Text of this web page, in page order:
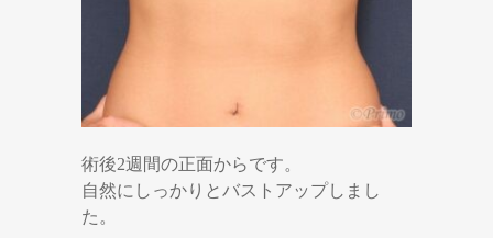
術後2週間の正面からです。
自然にしっかりとバストアップしまし
た。